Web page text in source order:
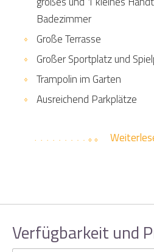
Badezimmer
Große Terrasse
Großer Sportplatz und
Trampolin im Garten
Ausreichend Parkplätze
Verfügbarkeit und